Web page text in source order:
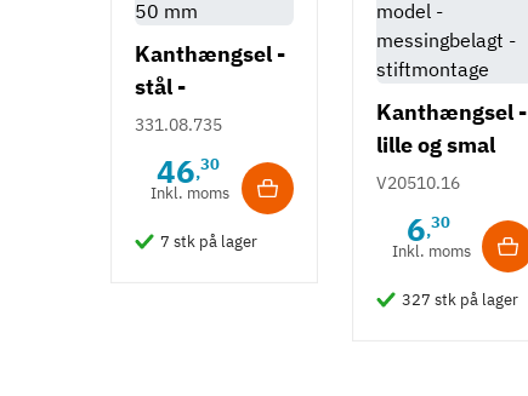
Kanthængsel -
stål -
forkrøpning D
331.08.735
46,30
Inkl. moms
7 stk på lager
Kanthængsel -
lille og smal
model -
messingbelagt
- stiftmontage
V20510.16
6,30
Inkl. moms
327 stk på lager